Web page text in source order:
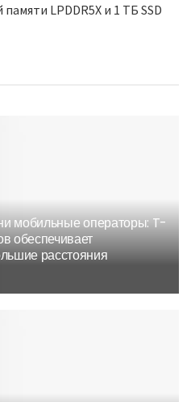
LPDDR5X и 1 ТБ SSD
мобильные операторы: T-
обеспечивает
расстояния